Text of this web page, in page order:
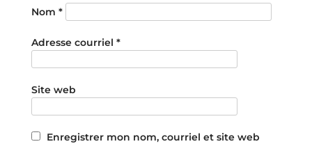
Nom *
Adresse courriel *
Site web
Enregistrer mon nom, courriel et site web